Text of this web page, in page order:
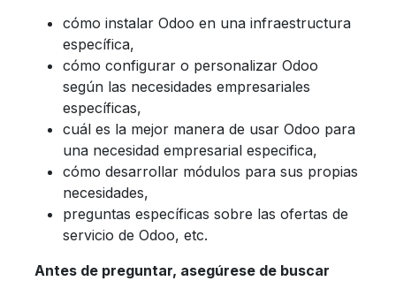
cómo instalar Odoo en una infraestructura
específica,
cómo configurar o personalizar Odoo
según las necesidades empresariales
específicas,
cuál es la mejor manera de usar Odoo para
una necesidad empresarial especifica,
cómo desarrollar módulos para sus propias
necesidades,
preguntas específicas sobre las ofertas de
servicio de Odoo, etc.
Antes de preguntar, asegúrese de buscar